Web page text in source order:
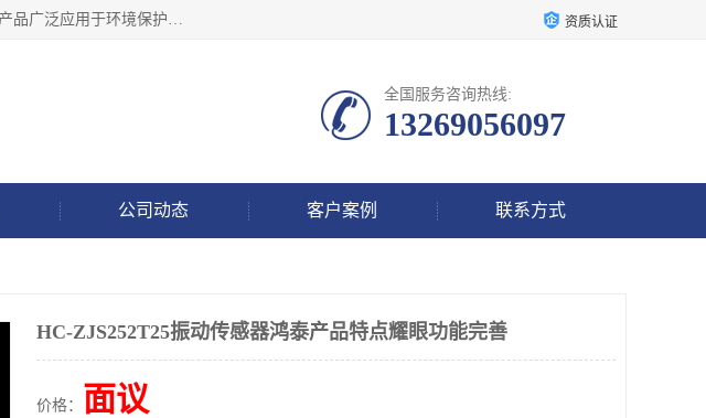
北京鸿泰顺达科技有限公司主要经营电子产品、机械设备、通讯设备、五金、交电等电子机械类产品；产品广泛应用于环境保护、石油化工、电力电子、冶金建筑、煤炭、农业、卫生防疫、教育科研等行业。并成功的与各地环境监测站、污水处理厂、卷烟厂、电厂、高校、科学院所、卫生防疫部门、煤矿、石化厂等用户建立了密切的合作关系。 资质认证
全国服务咨询热线:
13269056097
公司动态 客户案例 联系方式
HC-ZJS252T25振动传感器鸿泰产品特点耀眼功能完善
价格： 面议